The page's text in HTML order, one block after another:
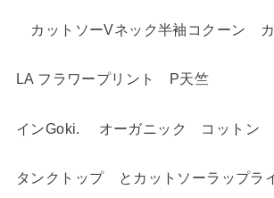
カットソーVネック半袖コクーン カ
LA フラワープリント P天竺
インGoki. オーガニック コットン
タンクトップ とカットソーラップラ